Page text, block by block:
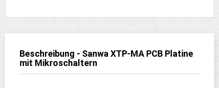
Beschreibung - Sanwa XTP-MA PCB Platine
mit Mikroschaltern